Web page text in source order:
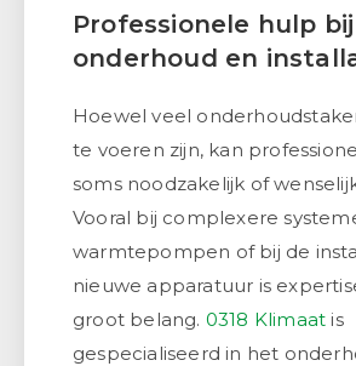
Professionele hulp bij
onderhoud en
Hoewel veel
te voeren zijn, kan
soms noodzakelijk of
Vooral bij complexere
warmtepompen of bij de
nieuwe apparatuur is
groot belang. 0318 Klimaat is
gespecialiseerd in het